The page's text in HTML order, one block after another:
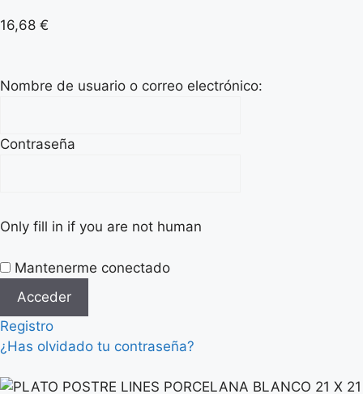
16,68 €
Nombre de usuario o correo electrónico:
Contraseña
Only fill in if you are not human
Mantenerme conectado
Registro
¿Has olvidado tu contraseña?